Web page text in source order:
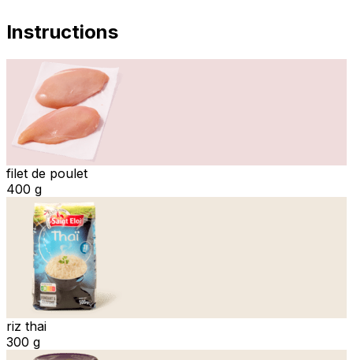
Instructions
filet de poulet
400 g
riz thai
300 g